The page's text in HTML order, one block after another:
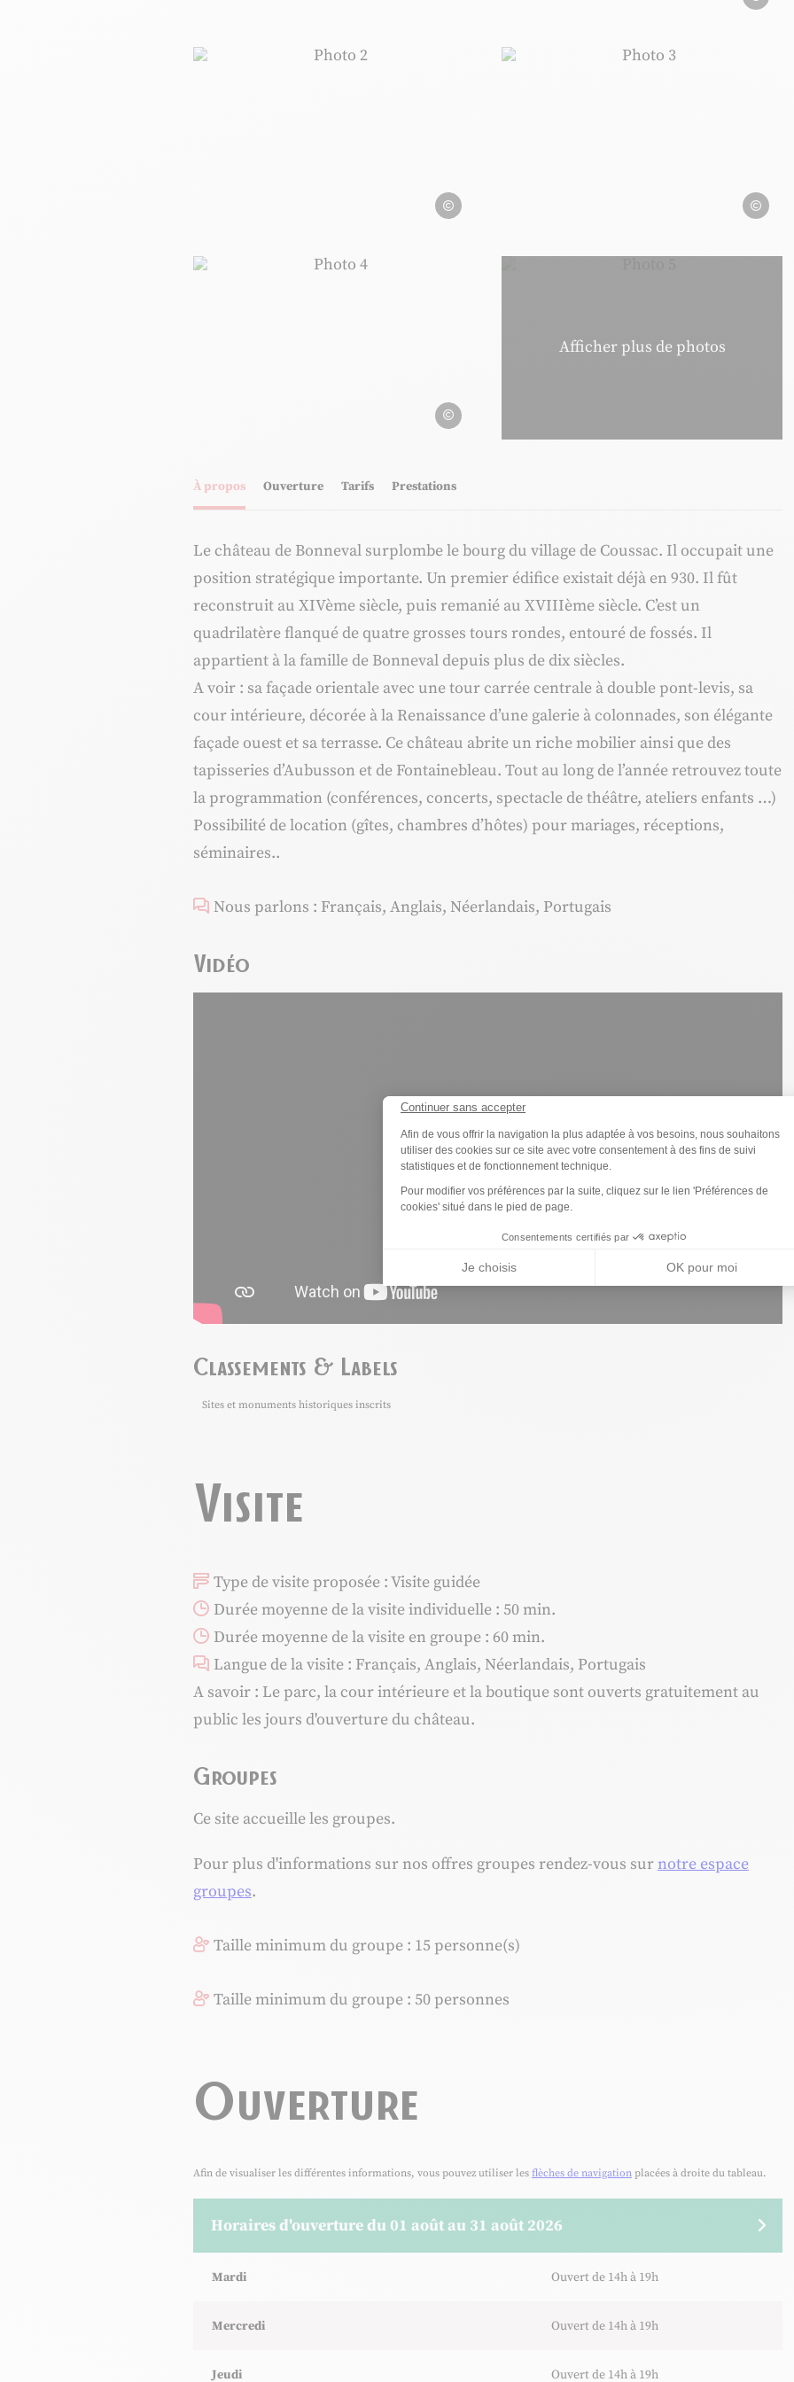
Continuer sans accepter
Plateforme de Gestion du
Afin de vous offrir la navigation la plus adaptée à vos besoins, nous souhaitons
utiliser des cookies sur ce site avec votre consentement à des fins de suivi
statistiques et de fonctionnement technique.
Pour modifier vos préférences par la suite, cliquez sur le lien 'Préférences de
cookies' situé dans le pied de page.
Consentements certifiés par
Je choisis OK pour moi
Axeptio consent
Photo 2, © Chris Brookes Photography
© Chris Brookes Photography
Photo 3, © Chris Brookes
© Chris
Photo 4, © Château de Bonneval
Château de Bonneval
Afficher plus de photos
À propos Ouverture Tarifs Prestations
Le château de Bonneval surplombe le bourg du village de Coussac. Il occupait une
position stratégique importante. Un premier édifice existait déjà en 930. Il fût
reconstruit au XIVème siècle, puis remanié au XVIIIème siècle. C’est un
quadrilatère flanqué de quatre grosses tours rondes, entouré de fossés. Il
appartient à la famille de Bonneval depuis plus de dix siècles.
A voir : sa façade orientale avec une tour carrée centrale à double pont-levis, sa
cour intérieure, décorée à la Renaissance d’une galerie à colonnades, son élégante
façade ouest et sa terrasse. Ce château abrite un riche mobilier ainsi que des
tapisseries d’Aubusson et de Fontainebleau. Tout au long de l’année retrouvez toute
la programmation (conférences, concerts, spectacle de théâtre, ateliers enfants …)
Possibilité de location (gîtes, chambres d’hôtes) pour mariages, réceptions,
séminaires..
Nous parlons : Français, Anglais, Néerlandais, Portugais
Vidéo
Classements & Labels
Sites et monuments historiques inscrits
Visite
Type de visite proposée : Visite guidée
Durée moyenne de la visite individuelle : 50 min.
Durée moyenne de la visite en groupe : 60 min.
Langue de la visite : Français, Anglais, Néerlandais, Portugais
A savoir : Le parc, la cour intérieure et la boutique sont ouverts gratuitement au
public les jours d'ouverture du château.
Groupes
Ce site accueille les groupes.
Pour plus d'informations sur nos offres groupes rendez-vous surnotre espace
groupes.
Taille minimum du groupe : 15 personne(s)
Taille minimum du groupe : 50 personnes
Ouverture
Afin de visualiser les différentes informations, vous pouvez utiliser les flèches de navigationplacées à droite du tableau.
Horaires d'ouverture du 01 août au 31 août 2026
Mardi Ouvert de 14h à 19h
Mercredi Ouvert de 14h à 19h
Jeudi Ouvert de 14h à 19h
Horaires d'ouverture du 19 septembre au 20 septembre 2026
Samedi Ouvert de 14h à 18h
Dimanche Ouvert de 14h à 18h